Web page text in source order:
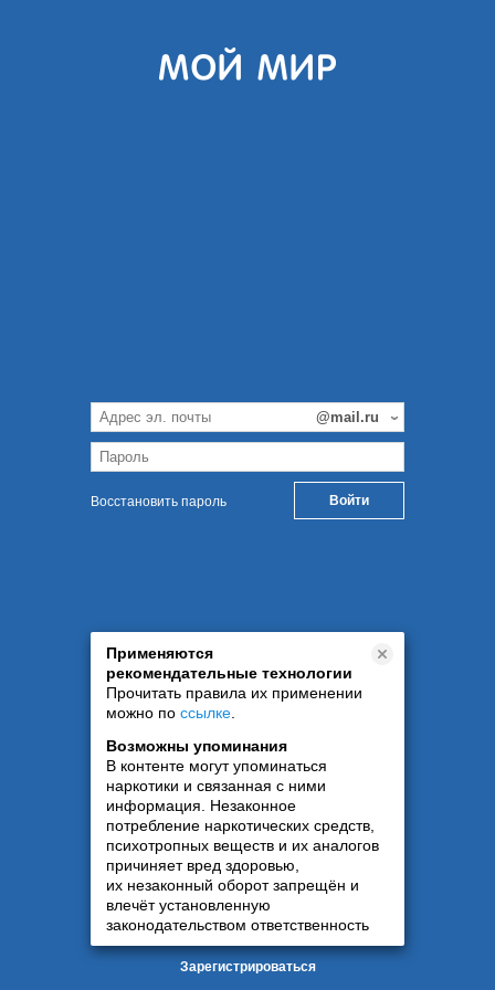
Восстановить пароль
Применяются
рекомендательные технологии
Прочитать правила их применении
можно по ссылке
Возможны упоминания
В контенте могут упоминаться
наркотики и связанная с ними
информация. Незаконное
потребление наркотических средств,
психотропных веществ и их аналогов
причиняет вред здоровью,
их незаконный оборот запрещён и
влечёт установленную
законодательством ответственность
Зарегистрироваться